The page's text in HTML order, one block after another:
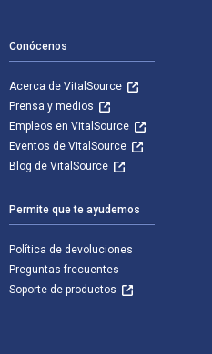
Conócenos
Acerca de VitalSource
Prensa y medios
Empleos en VitalSource
Eventos de VitalSource
Blog de VitalSource
Permite que te ayudemos
Política de devoluciones
Preguntas frecuentes
Soporte de productos